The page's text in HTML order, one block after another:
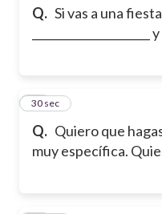
Q. Si vas a una
Q. Quiero que
muy específica.
31
30 sec